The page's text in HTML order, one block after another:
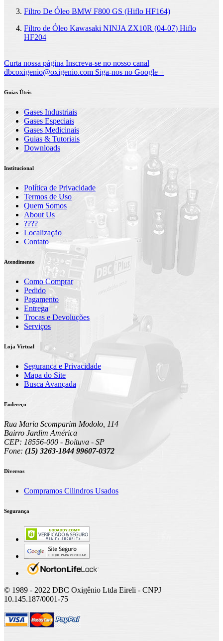
Filtro De Óleo BMW F800 GS (Hiflo HF164)
Filtro de Óleo Kawasaki NINJA ZX10R (04-07) Hiflo
HF204
Curta nossa página Inscreva-se no nosso canal
dbcoxigenio@oxigenio.com Siga-nos no Google +
Guias Úteis
Gases Industriais
Gases Especiais
Gases Medicinais
Guias & Tutoriais
Downloads
Institucional
Política de Privacidade
Termos de Uso
Quem Somos
About Us
????
Localização
Contato
Atendimento
Como Comprar
Pedido
Pagamento
Entrega
Trocas e Devoluções
Serviços
Loja Virtual
Segurança e Privacidade
Mapa do Site
Busca Avançada
Endereço
Rua Maria Scomparim Modolo, 114
Bairro Jardim América
CEP: 18556-000 - Boituva - SP
Fone: (15) 3263-1844 99607-0372
Diversos
Compramos Cilindros Usados
Segurança
© 1989 - 2022 DBC Oxigênio Ltda Eireli - CNPJ
10.145.187/0001-75